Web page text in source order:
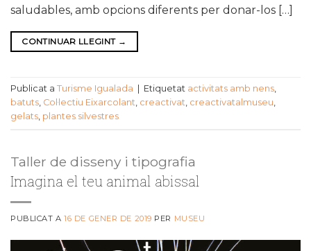
saludables, amb opcions diferents per donar-los […]
CONTINUAR LLEGINT →
Publicat a Turisme Igualada Etiquetat activitats amb nens
batuts Col·lectiu Eixarcolant creactivat creactivatalmuseu
gelats plantes silvestres
Taller de disseny i tipografia
Imagina el teu animal abissal
PUBLICAT A16 DE GENER DE 2019 PER MUSEU